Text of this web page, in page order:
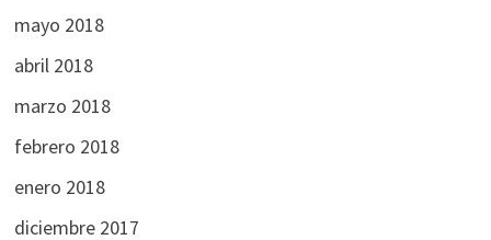
mayo 2018
abril 2018
marzo 2018
febrero 2018
enero 2018
diciembre 2017